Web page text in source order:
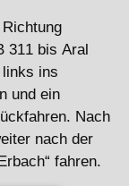
311 bis Aral
ins
und ein
Nach
nach der
fahren.